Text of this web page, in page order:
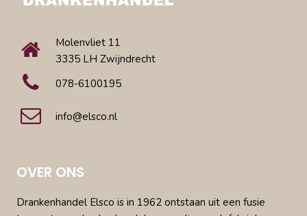
Molenvliet 11
3335 LH Zwijndrecht
078-6100195
info@elsco.nl
OVER ONS
Drankenhandel Elsco is in 1962 ontstaan uit een fusie